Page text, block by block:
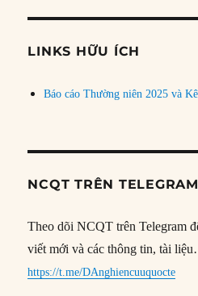
đề
LINKS HỮU ÍCH
Báo cáo Thường niên 2025 và
NCQT TRÊN TELEGRAM
Theo dõi NCQT trên Telegram
viết mới và các thông tin, tài
https://t.me/DAnghiencuuquocte